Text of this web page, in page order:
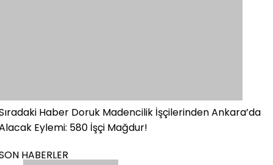
Haber Doruk Madencilik İşçilerinden Ankara’da
Eylemi: 580 İşçi Mağdur!
HABERLER